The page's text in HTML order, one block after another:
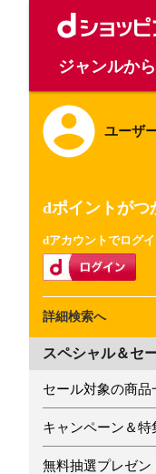
ユーザ
dポイントがつ
dアカウントでログ
詳細検索へ
スペシャル＆セ
セール対象の商品
キャンペーン＆特
無料抽選プレゼン
ジャンルか